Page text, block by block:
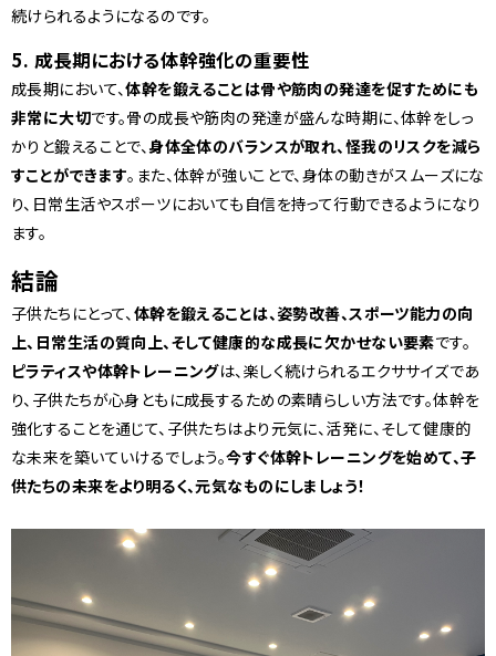
続けられるようになるのです。
5. 成長期における体幹強化の重要性
成長期において、体幹を鍛えることは骨や筋肉の発達を促すためにも
非常に大切です。骨の成長や筋肉の発達が盛んな時期に、体幹をしっ
かりと鍛えることで、身体全体のバランスが取れ、怪我のリスクを減ら
すことができます。また、体幹が強いことで、身体の動きがスムーズにな
り、日常生活やスポーツにおいても自信を持って行動できるようになり
ます。
結論
子供たちにとって、体幹を鍛えることは、姿勢改善、スポーツ能力の向
上、日常生活の質向上、そして健康的な成長に欠かせない要素です。
ピラティスや体幹トレーニングは、楽しく続けられるエクササイズであ
り、子供たちが心身ともに成長するための素晴らしい方法です。体幹を
強化することを通じて、子供たちはより元気に、活発に、そして健康的
な未来を築いていけるでしょう。今すぐ体幹トレーニングを始めて、子
供たちの未来をより明るく、元気なものにしましょう！